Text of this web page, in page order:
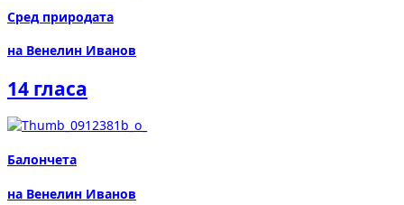
Сред природата
на Венелин Иванов
14 гласа
Балончета
на Венелин Иванов